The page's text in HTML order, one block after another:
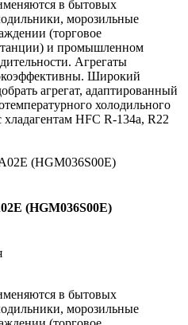
в бытовых
морозильные
(торговое
и промышленном
Агрегаты
Широкий
агрегат, адаптированный
холодильного
HFC R-134a, R22
(HGM036S00E)
в бытовых
морозильные